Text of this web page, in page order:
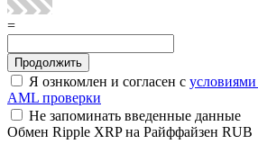
=
Я ознкомлен и согласен с
AML проверки
Не запоминать введенные данные
Обмен Ripple XRP на Райффайзен RUB